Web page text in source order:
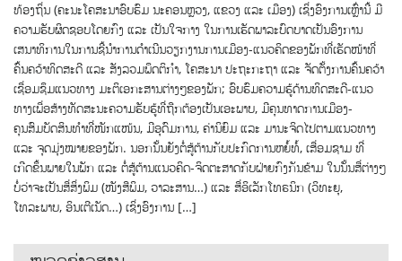
ທ້ອງຖິ່ນ (ຄະນະໂຄສະນາອົບຮົມ ນະຄອນຫຼວງ, ແຂວງ ແລະ ເມືອງ) ເຊິ່ງອົງການເຫຼົ່ານີ້ ມີ
ຄວາມຮັບຜິດຊອບໂດຍກົງ ແລະ ເປັນໃຈກາງ ໃນການເຮັດພາລະບົດບາດເປັນອົງການ
ເສນາທິການໃນການຊີ້ນໍາການດໍາເນີນວຽກງານການເມືອງ-ແນວຄິດຂອງພັກທີ່ເຮັດໜ້າທີ່
ຄົ້ນຄວ້າທິດສະດີ ແລະ ສັງລວມພຶດຕິກໍາ, ໂຄສະນາ ປະຖະກະຖາ ແລະ ຈັດຕັ້ງການຄົ້ນຄວ້າ
ເຊື່ອມຊຶມແນວທາງ ມະຕິເອກະສານຕ່າງໆຂອງພັກ; ອົບຮົມຄວາມຮູ້ດ້ານທິດສະດີ-ແນວ
ທາງເພື່ອສ້າງທັດສະນະຄວາມຮັບຮູ້ທີ່ຖືກຕ້ອງເປັນເອະພາບ, ມີຄຸນທາດການເມືອງ-
ຄຸນສົມບັດສິນທໍາທີ່ໜັກແໜ້ນ, ມີອຸດົມການ, ຄ່ານິຍົມ ແລະ ມານະຈິດໄປຕາມແນວທາງ
ແລະ ຈຸດມຸ່ງໝາຍຂອງພັກ. ນອກນັ້ນຍັງຕໍ່ສູ້ຕ້ານກັບປະກົດການຫຍໍ້ທໍ້, ເສື່ອມຊາມ ທີ່
ເກີດຂຶ້ນພາຍໃນພັກ ແລະ ຕໍ່ສູ້ຕ້ານແນວຄິດ-ຈິດຕະສາດກັບຝ່າຍກົງກັນຂ້າມ ໃນນັ້ນສື່ຕ່າງໆ
ບໍ່ວ່າຈະເປັນສື່ສິ່ງພິມ (ໜັງສືພິມ, ວາລະສານ…) ແລະ ສື່ອິເລັກໂທຣນິກ (ວິທະຍຸ,
ໂທລະພາບ, ອິນເຕີເນັດ…) ເຊິ່ງອົງການ […]